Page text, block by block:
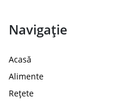
Navigație
Acasă
Alimente
Rețete